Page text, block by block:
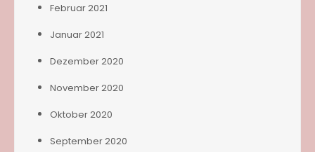
Februar 2021
Januar 2021
Dezember 2020
November 2020
Oktober 2020
September 2020